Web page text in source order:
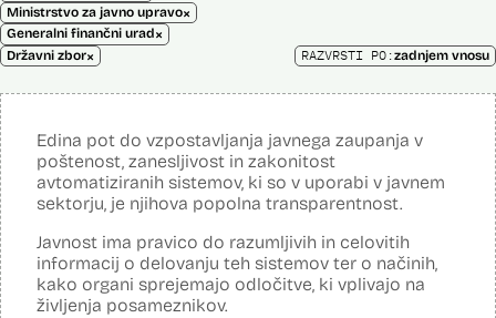
Ministrstvo za javno upravo×
Generalni finančni urad×
Državni zbor× RAZVRSTI PO:zadnjem vnosu
Edina pot do vzpostavljanja javnega zaupanja v
poštenost, zanesljivost in zakonitost
avtomatiziranih sistemov, ki so v uporabi v javnem
sektorju, je njihova popolna transparentnost.
Javnost ima pravico do razumljivih in celovitih
informacij o delovanju teh sistemov ter o načinih,
kako organi sprejemajo odločitve, ki vplivajo na
življenja posameznikov.